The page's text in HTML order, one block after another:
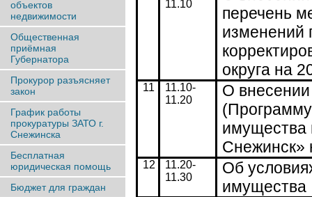
объектов
недвижимости
Общественная
приёмная
Губернатора
Прокурор разъясняет
закон
График работы
прокуратуры ЗАТО г.
Снежинска
Бесплатная
юридическая помощь
Бюджет для граждан
11.10
перечень
изменений
округа на
11
11.10-
11.20
О
имущества
Снежинск»
12
11.20-
11.30
Об
имущества